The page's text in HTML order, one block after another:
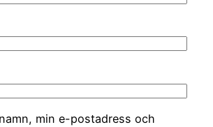
min e-postadress och